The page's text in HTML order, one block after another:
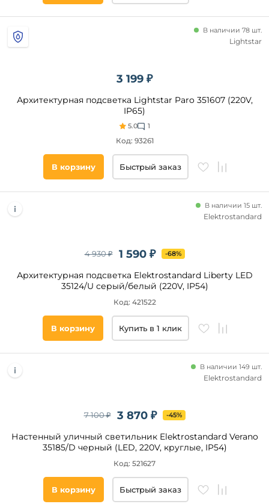
3 199 ₽
Архитектурная подсветка Lightstar Paro 351607 (220V,
IP65)
5.0 1
В наличии 78 шт.
Код: 93261
Lightstar
В корзину Быстрый заказ
1 590 ₽
4 930 ₽ -68%
Архитектурная подсветка Elektrostandard Liberty LED
35124/U серый/белый (220V, IP54)
В наличии 15 шт.
Код: 421522
Elektrostandard
В корзину Купить в 1 клик
3 870 ₽
7 100 ₽ -45%
Настенный уличный светильник Elektrostandard Verano
35185/D черный (LED, 220V, круглые, IP54)
В наличии 149 шт.
Код: 521627
Elektrostandard
В корзину Быстрый заказ